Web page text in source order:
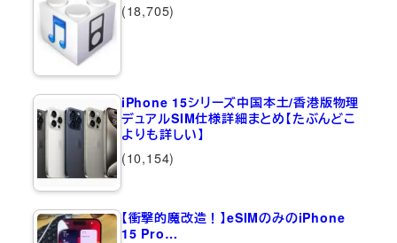
(18,705)
iPhone 15シリーズ中国本土/香港版物理
デュアルSIM仕様詳細まとめ【たぶんどこ
よりも詳しい】
(10,154)
【衝撃的魔改造！】eSIMのみのiPhone
15 Pro…